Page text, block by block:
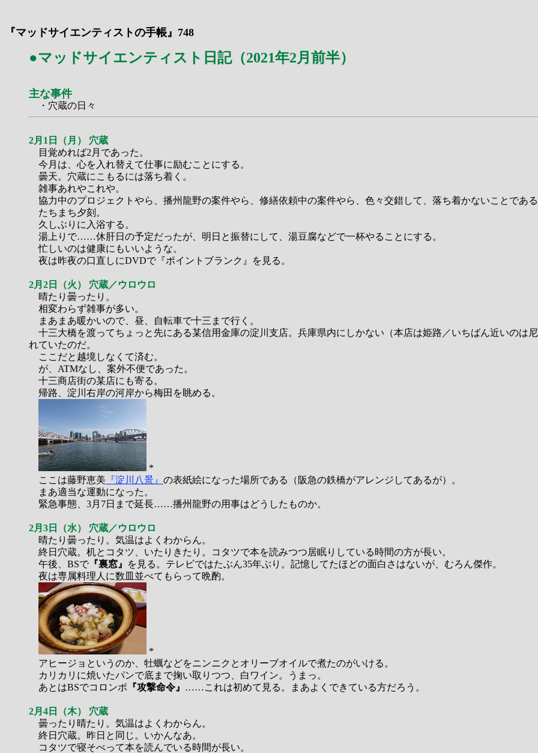
『マッドサイエンティストの手帳』748
●マッドサイエンティスト日記（2021年2月前半）
主な事件
・穴蔵の日々
2月1日（月） 穴蔵
目覚めれば2月であった。
今月は、心を入れ替えて仕事に励むことにする。
曇天。穴蔵にこもるには落ち着く。
雑事あれやこれや。
協力中のプロジェクトやら、播州龍野の案件やら、修繕依頼中の案件やら、色々交錯して、落ち着かないことであ
たちまち夕刻。
久しぶりに入浴する。
湯上りで……休肝日の予定だったが、明日と振替にして、湯豆腐などで一杯やることにする。
忙しいのは健康にもいいような。
夜は昨夜の口直しにDVDで『ポイントブランク』を見る。
2月2日（火） 穴蔵／ウロウロ
晴たり曇ったり。
相変わらず雑事が多い。
まあまあ暖かいので、昼、自転車で十三まで行く。
十三大橋を渡ってちょっと先にある某信用金庫の淀川支店。兵庫県内にしかない（本店は姫路／いちばん近いのは
れていたのだ。
ここだと越境しなくて済む。
が、ATMなし、案外不便であった。
十三商店街の某店にも寄る。
帰路、淀川右岸の河岸から梅田を眺める。
*
ここは藤野恵美 『淀川八景』 の表紙絵になった場所である（阪急の鉄橋がアレンジしてあるが）。
まあ適当な運動になった。
緊急事態、3月7日まで延長……播州龍野の用事はどうしたものか。
2月3日（水） 穴蔵／ウロウロ
晴たり曇ったり。気温はよくわからん。
終日穴蔵。机とコタツ、いたりきたり。コタツで本を読みつつ居眠りしている時間の方が長い。
午後、BSで 『裏窓』
を見る。テレビではたぶん35年ぶり。記憶してたほどの面白さはないが、むろん傑作。
夜は専属料理人に数皿並べてもらって晩酌。
*
アヒージョというのか、牡蠣などをニンニクとオリーブオイルで煮たのがいける。
カリカリに焼いたパンで底まで掬い取りつつ、白ワイン。うまっ。
あとはBSでコロンボ 『攻撃命令』 ……これは初めて見る。まあよくできている方だろう。
2月4日（木） 穴蔵
曇ったり晴たり。気温はよくわからん。
終日穴蔵。昨日と同じ。いかんなあ。
コタツで寝そべって本を読んでいる時間が長い。